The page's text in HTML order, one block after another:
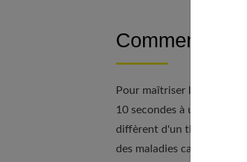
Comment
Pour maîtriser l'art de
10 secondes à une
diffèrent d'un thé à l'autre.
des maladies